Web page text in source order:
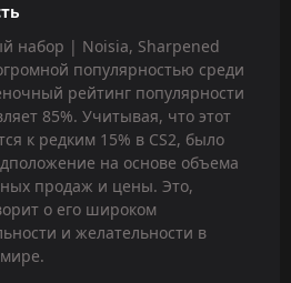
набор | Noisia, Sharpened
популярностью среди
рейтинг популярности
85%. Учитывая, что этот
к редким 15% в CS2, было
на основе объема
продаж и цены. Это,
о его широком
и желательности в